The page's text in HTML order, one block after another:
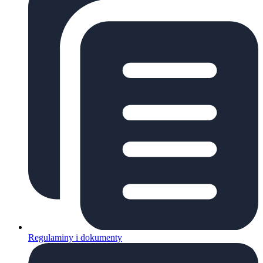
Regulaminy i dokumenty